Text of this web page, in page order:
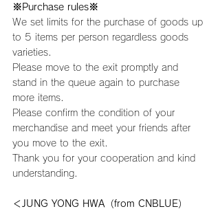
※Purchase rules※
We set limits for the purchase of goods up
to 5 items per person regardless goods
varieties.
Please move to the exit promptly and
stand in the queue again to purchase
more items.
Please confirm the condition of your
merchandise and meet your friends after
you move to the exit.
Thank you for your cooperation and kind
understanding.
＜JUNG YONG HWA（from CNBLUE）